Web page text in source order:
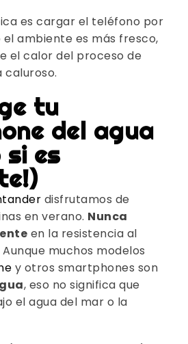
es cargar el teléfono por
el ambiente es más fresco,
el calor del proceso de
caluroso.
tu
del agua
si es
disfrutamos de
en verano. Nunca
en la resistencia al
muchos modelos
y otros smartphones son
, eso no significa que
el agua del mar o la